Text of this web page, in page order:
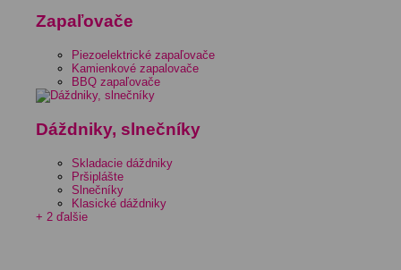
Zapaľovače
Piezoelektrické zapaľovače
Kamienkové zapalovače
BBQ zapaľovače
Dáždniky, slnečníky
Skladacie dáždniky
Pršiplášte
Slnečníky
Klasické dáždniky
+ 2 ďalšie